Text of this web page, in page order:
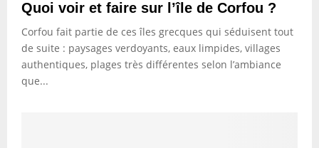
Quoi voir et faire sur l’île de Corfou ?
Corfou fait partie de ces îles grecques qui séduisent tout
de suite : paysages verdoyants, eaux limpides, villages
authentiques, plages très différentes selon l’ambiance
que...